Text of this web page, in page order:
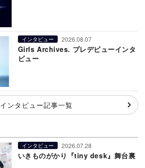
インタビュー 2026.08.07
Girls Archives. プレデビューインタ
ビュー
インタビュー記事一覧
インタビュー 2026.07.28
いきものがかり『tiny desk』舞台裏